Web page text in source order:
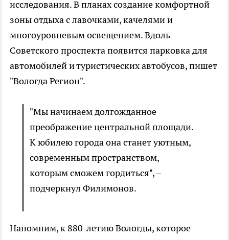
исследования. В планах создание комфортной
зоны отдыха с лавочками, качелями и
многоуровневым освещением. Вдоль
Советского проспекта появится парковка для
автомобилей и туристических автобусов, пишет
"Вологда Регион".
"Мы начинаем долгожданное
преображение центральной площади.
К юбилею города она станет уютным,
современным пространством,
которым сможем гордиться", –
подчеркнул Филимонов.
Напомним, к 880-летию Вологды, которое